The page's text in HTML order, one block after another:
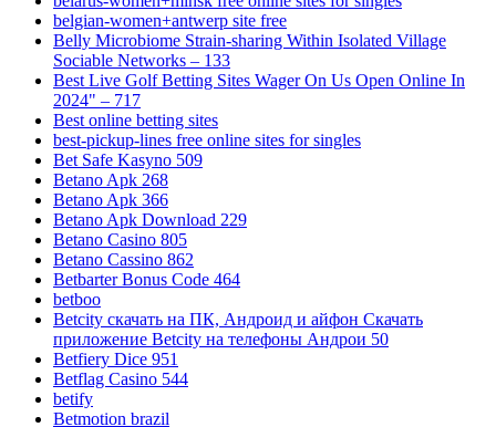
belgian-women+antwerp site free
Belly Microbiome Strain-sharing Within Isolated Village
Sociable Networks – 133
Best Live Golf Betting Sites Wager On Us Open Online In
2024" – 717
Best online betting sites
best-pickup-lines free online sites for singles
Bet Safe Kasyno 509
Betano Apk 268
Betano Apk 366
Betano Apk Download 229
Betano Casino 805
Betano Cassino 862
Betbarter Bonus Code 464
betboo
Betcity скачать на ПК, Андроид и айфон Скачать
приложение Betcity на телефоны Андрои 50
Betfiery Dice 951
Betflag Casino 544
betify
Betmotion brazil